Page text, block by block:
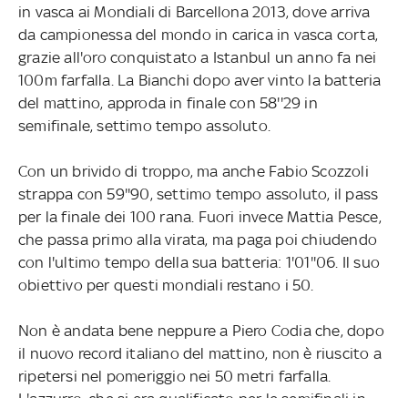
in vasca ai Mondiali di Barcellona 2013, dove arriva
da campionessa del mondo in carica in vasca corta,
grazie all'oro conquistato a Istanbul un anno fa nei
100m farfalla. La Bianchi dopo aver vinto la batteria
del mattino, approda in finale con 58''29 in
semifinale, settimo tempo assoluto.
Con un brivido di troppo, ma anche Fabio Scozzoli
strappa con 59''90, settimo tempo assoluto, il pass
per la finale dei 100 rana. Fuori invece Mattia Pesce,
che passa primo alla virata, ma paga poi chiudendo
con l'ultimo tempo della sua batteria: 1'01''06. Il suo
obiettivo per questi mondiali restano i 50.
Non è andata bene neppure a Piero Codia che, dopo
il nuovo record italiano del mattino, non è riuscito a
ripetersi nel pomeriggio nei 50 metri farfalla.